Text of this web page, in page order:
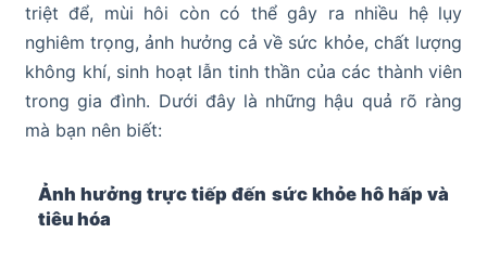
triệt để, mùi hôi còn có thể gây ra nhiều hệ lụy
nghiêm trọng, ảnh hưởng cả về sức khỏe, chất lượng
không khí, sinh hoạt lẫn tinh thần của các thành viên
trong gia đình. Dưới đây là những hậu quả rõ ràng
mà bạn nên biết:
Ảnh hưởng trực tiếp đến sức khỏe hô hấp và
tiêu hóa